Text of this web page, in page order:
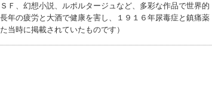
Ｆ、幻想小説、ルポルタージュなど、多彩な作品で世界的
年の疲労と大酒で健康を害し、１９１６年尿毒症と鎮痛薬
当時に掲載されていたものです）